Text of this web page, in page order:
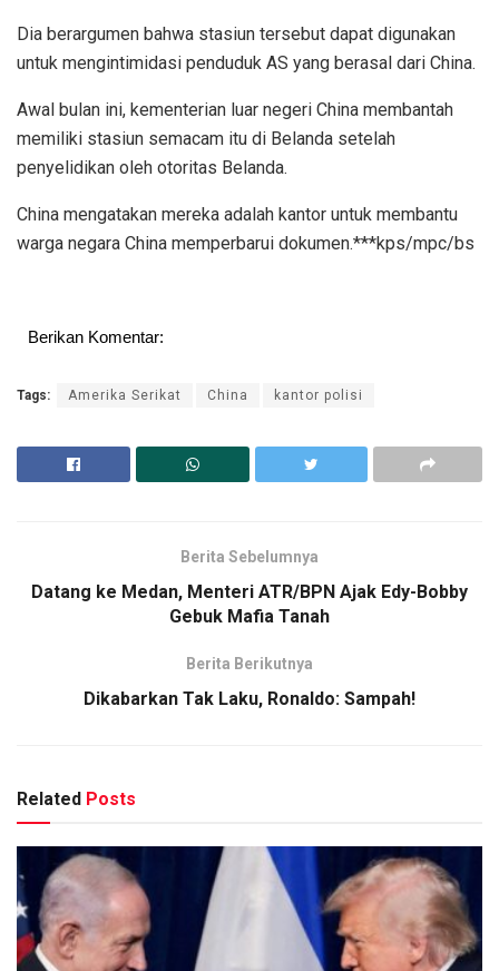
Dia berargumen bahwa stasiun tersebut dapat digunakan
untuk mengintimidasi penduduk AS yang berasal dari China.
Awal bulan ini, kementerian luar negeri China membantah
memiliki stasiun semacam itu di Belanda setelah
penyelidikan oleh otoritas Belanda.
China mengatakan mereka adalah kantor untuk membantu
warga negara China memperbarui dokumen.***kps/mpc/bs
Berikan Komentar:
Tags: Amerika Serikat China kantor polisi
Berita Sebelumnya
Datang ke Medan, Menteri ATR/BPN Ajak Edy-Bobby
Gebuk Mafia Tanah
Berita Berikutnya
Dikabarkan Tak Laku, Ronaldo: Sampah!
Related Posts